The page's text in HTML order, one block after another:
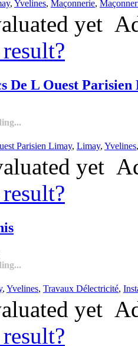
, Yvelines, Maçonnerie,
yet
De L Ouest Parisien
Parisien Limay, Limay, Yvelines
yet
, Yvelines, Travaux Délectricité,
yet